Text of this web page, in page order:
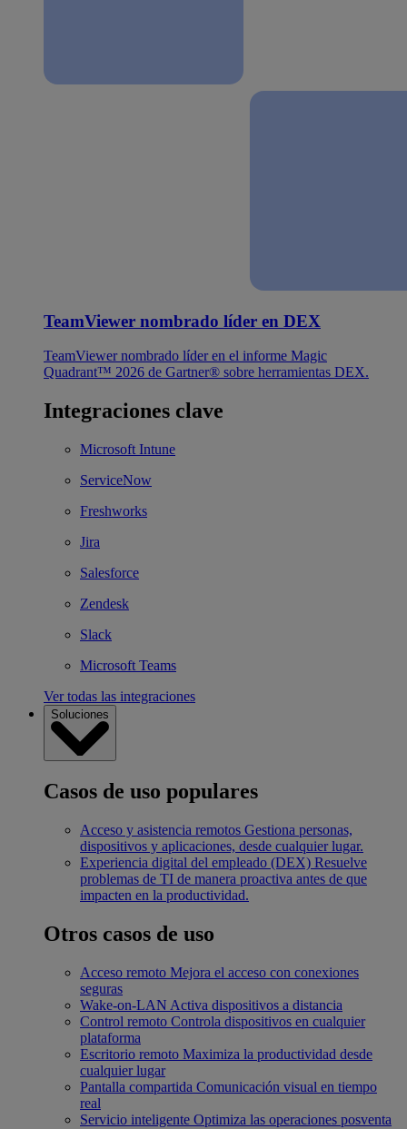
TeamViewer nombrado líder en DEX
TeamViewer nombrado líder en el informe Magic
Quadrant™ 2026 de Gartner® sobre herramientas DEX.
Integraciones clave
Microsoft Intune
ServiceNow
Freshworks
Jira
Salesforce
Zendesk
Slack
Microsoft Teams
Ver todas las integraciones
Soluciones
Casos de uso populares
Acceso y asistencia remotos Gestiona personas,
dispositivos y aplicaciones, desde cualquier lugar.
Experiencia digital del empleado (DEX) Resuelve
problemas de TI de manera proactiva antes de que
impacten en la productividad.
Otros casos de uso
Acceso remoto Mejora el acceso con conexiones
seguras
Wake-on-LAN Activa dispositivos a distancia
Control remoto Controla dispositivos en cualquier
plataforma
Escritorio remoto Maximiza la productividad desde
cualquier lugar
Pantalla compartida Comunicación visual en tiempo
real
Servicio inteligente Optimiza las operaciones posventa